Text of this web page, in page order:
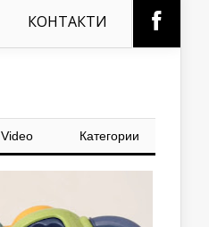
КОНТАКТИ
Video Категории